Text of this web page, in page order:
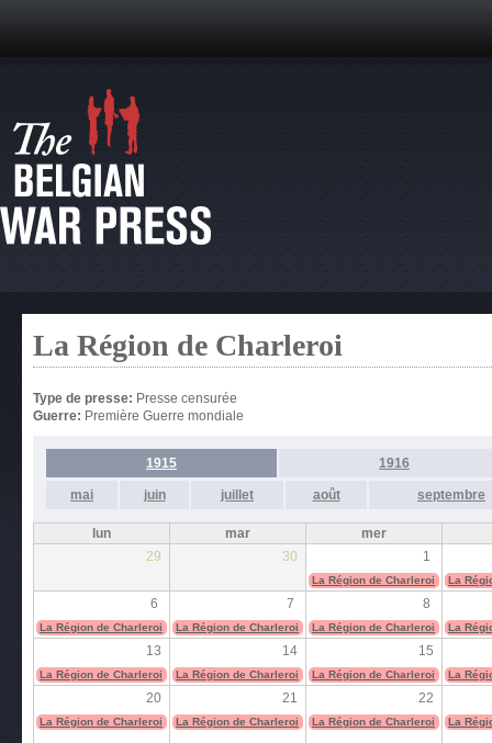
La Région de Charleroi
Type de presse: Presse censurée
Guerre: Première Guerre mondiale
1915 1916
mai juin juillet août septembre
lun mar
mer
29
30 1
La Région de Charleroi La
6 7 8
La Région de Charleroi La Région de Charleroi La Région de Charleroi La
13 14 15
La Région de Charleroi La Région de Charleroi La Région de Charleroi La
20 21 22
La Région de Charleroi La Région de Charleroi La Région de Charleroi La